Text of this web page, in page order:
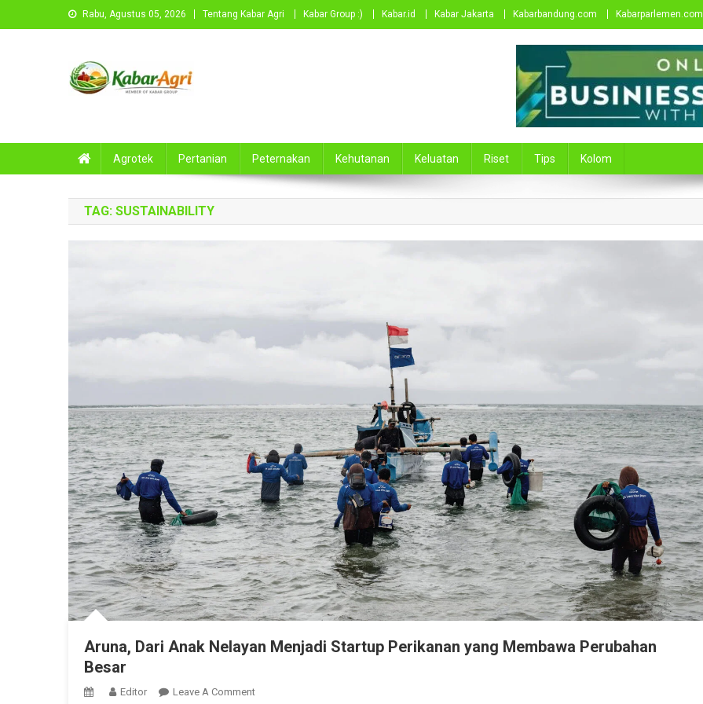
to
Rabu, Agustus 05, 2026 Tentang Kabar Agri Kabar Group :) Kabar.id Kabar Jakarta Kabarbandung.com Kabarparlemen.com
Agrotek Pertanian Peternakan Kehutanan Keluatan Riset Tips Kolom
TAG: SUSTAINABILITY
Aruna, Dari Anak Nelayan Menjadi Startup Perikanan yang Membawa Perubahan
Besar
Editor Leave A CommentOn